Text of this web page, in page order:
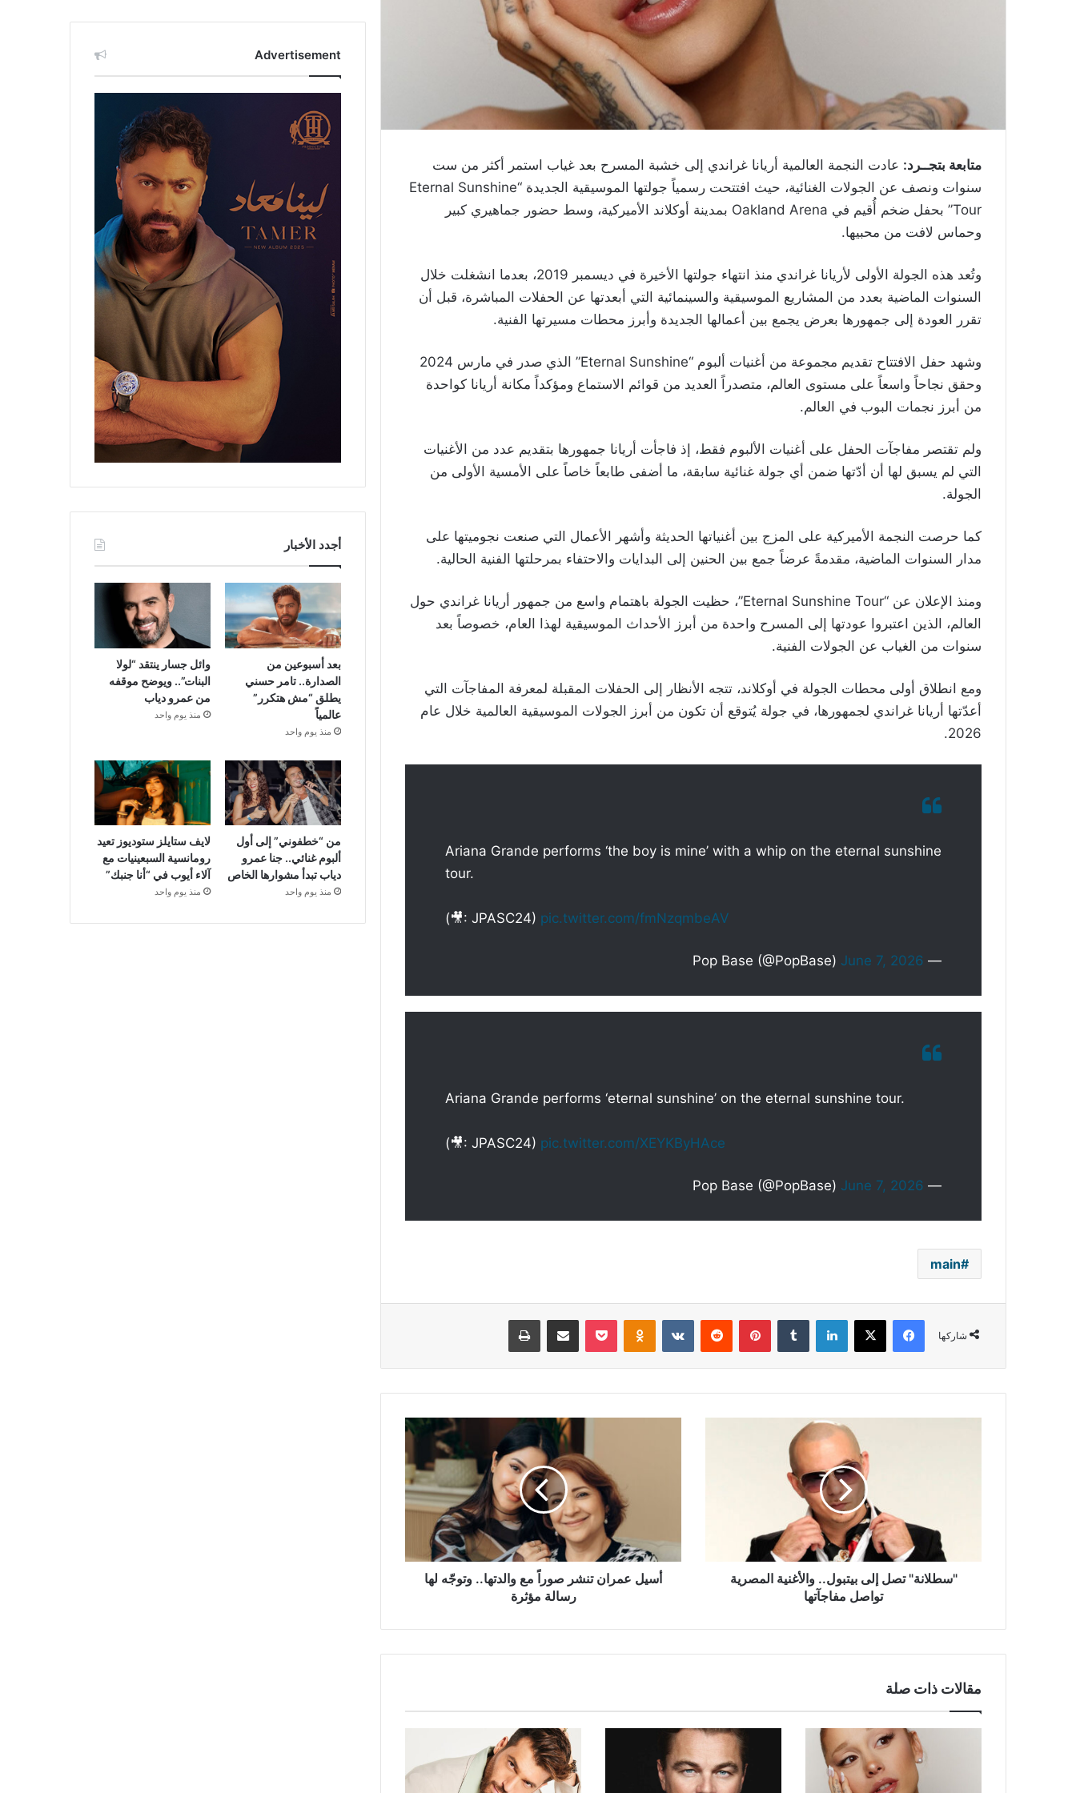
متابعة بتجــرد: عادت النجمة العالمية أريانا غراندي إلى خشبة المسرح بعد غياب استمر أكثر من ست
سنوات ونصف عن الجولات الغنائية، حيث افتتحت رسمياً جولتها الموسيقية الجديدة “Eternal Sunshine
Tour” بحفل ضخم أُقيم في Oakland Arena بمدينة أوكلاند الأميركية، وسط حضور جماهيري كبير
وحماس لافت من محبيها.
وتُعد هذه الجولة الأولى لأريانا غراندي منذ انتهاء جولتها الأخيرة في ديسمبر 2019، بعدما انشغلت خلال
السنوات الماضية بعدد من المشاريع الموسيقية والسينمائية التي أبعدتها عن الحفلات المباشرة، قبل أن
تقرر العودة إلى جمهورها بعرض يجمع بين أعمالها الجديدة وأبرز محطات مسيرتها الفنية.
وشهد حفل الافتتاح تقديم مجموعة من أغنيات ألبوم “Eternal Sunshine” الذي صدر في مارس 2024
وحقق نجاحاً واسعاً على مستوى العالم، متصدراً العديد من قوائم الاستماع ومؤكداً مكانة أريانا كواحدة
من أبرز نجمات البوب في العالم.
ولم تقتصر مفاجآت الحفل على أغنيات الألبوم فقط، إذ فاجأت أريانا جمهورها بتقديم عدد من الأغنيات
التي لم يسبق لها أن أدّتها ضمن أي جولة غنائية سابقة، ما أضفى طابعاً خاصاً على الأمسية الأولى من
الجولة.
كما حرصت النجمة الأميركية على المزج بين أغنياتها الحديثة وأشهر الأعمال التي صنعت نجوميتها على
مدار السنوات الماضية، مقدمةً عرضاً جمع بين الحنين إلى البدايات والاحتفاء بمرحلتها الفنية الحالية.
ومنذ الإعلان عن “Eternal Sunshine Tour”، حظيت الجولة باهتمام واسع من جمهور أريانا غراندي حول
العالم، الذين اعتبروا عودتها إلى المسرح واحدة من أبرز الأحداث الموسيقية لهذا العام، خصوصاً بعد
سنوات من الغياب عن الجولات الفنية.
ومع انطلاق أولى محطات الجولة في أوكلاند، تتجه الأنظار إلى الحفلات المقبلة لمعرفة المفاجآت التي
أعدّتها أريانا غراندي لجمهورها، في جولة يُتوقع أن تكون من أبرز الجولات الموسيقية العالمية خلال عام
2026.
Ariana Grande performs ‘the boy is mine’ with a whip on the eternal sunshine
tour.
(🎥: JPASC24) pic.twitter.com/fmNzqmbeAV
— Pop Base (@PopBase)
June 7, 2026
Ariana Grande performs ‘eternal sunshine’ on the eternal sunshine tour.
(🎥: JPASC24) pic.twitter.com/XEYKByHAce
— Pop Base (@PopBase)
June 7, 2026
main
شاركها
فيسبوك ‫X لينكدإن بينتيريست Odnoklassniki
‫Pocket مشاركة عبر البريد طباعة
"سطلانة" تصل إلى بيتبول.. والأغنية المصرية
تواصل مفاجآتها
لها
رسالة
مؤثرةأسيل عمران تنشر صوراً مع والدتها.. وتوجّه لها
رسالة مؤثرة
مقالات ذات صلة
Advertisement
أجدد الأخبار
بعد أسبوعين من
الصدارة.. تامر حسني
يطلق “مش هتكرر”
عالمياً
منذ يوم واحد
وائل جسار ينتقد “لولا
البنات”.. ويوضح موقفه
من عمرو دياب
منذ يوم واحد
من “خطفوني” إلى أول
ألبوم غنائي.. جنا عمرو
دياب تبدأ مشوارها الخاص
منذ يوم واحد
لايف ستايلز ستوديوز تعيد
رومانسية السبعينيات مع
آلاء أيوب في “أنا جنبك”
منذ يوم واحد